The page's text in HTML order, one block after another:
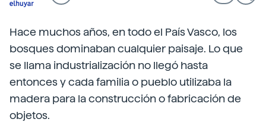
Hace muchos años, en todo el País Vasco, los
bosques dominaban cualquier paisaje. Lo que
se llama industrialización no llegó hasta
entonces y cada familia o pueblo utilizaba la
madera para la construcción o fabricación de
objetos.